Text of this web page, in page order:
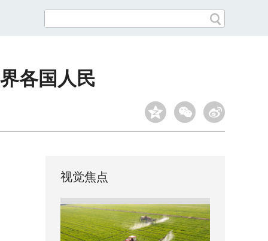
各国人民
视觉焦点